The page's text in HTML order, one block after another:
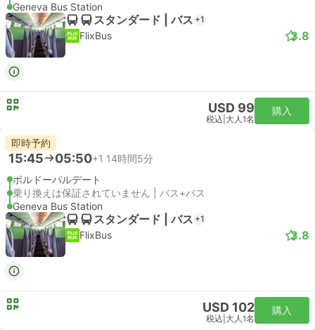
Geneva Bus Station
スタンダード | バス +1
FlixBus 3.8
USD 99
税込 大人1名
購入
即時予約
15:45 05:50+1 14時間5分
ボルドーパルデート
乗り換えは保証されていません | バス+バス
Geneva Bus Station
スタンダード | バス +1
FlixBus 3.8
USD 102
税込 大人1名
購入